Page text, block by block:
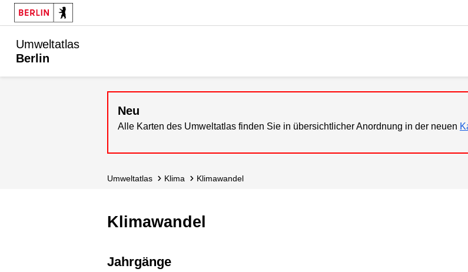
Umweltatlas
Berlin
Neu
Alle Karten des Umweltatlas finden Sie in übersichtlicher Anordnung in der neuen
Umweltatlas Klima Klimawandel
Klimawandel
Jahrgänge